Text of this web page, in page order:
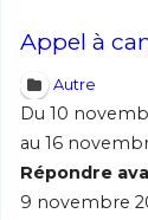
Appel à
Autre
Du 10
au 16
Répondre
9 novembre